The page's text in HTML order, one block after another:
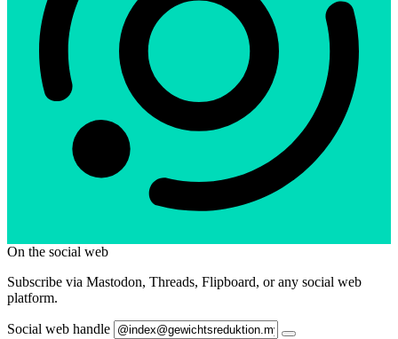
On the social web
Subscribe via Mastodon, Threads, Flipboard, or any social web
platform.
Social web handle